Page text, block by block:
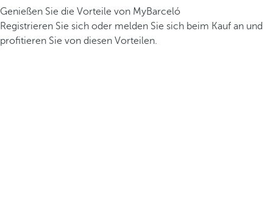
Genießen Sie die Vorteile von MyBarceló
Registrieren Sie sich oder melden Sie sich beim Kauf an und
profitieren Sie von diesen Vorteilen.